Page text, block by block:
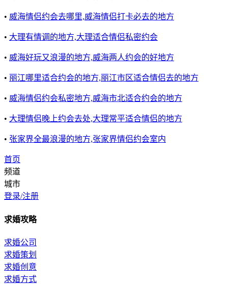
• 威海情侣约会去哪里,威海情侣打卡必去的地方
• 大理有情调的地方,大理适合情侣私密约会
• 威海好玩又浪漫的地方,威海两人约会的好地方
• 丽江哪里适合约会的地方,丽江市区适合情侣去的地方
• 威海情侣约会私密地方,威海市北适合约会的地方
• 大理情侣晚上约会去处,大理常平适合情侣的地方
• 张家界全最浪漫的地方,张家界情侣约会室内
首页
频道
城市
登录/注册
求婚攻略
求婚公司
求婚策划
求婚创意
求婚方式